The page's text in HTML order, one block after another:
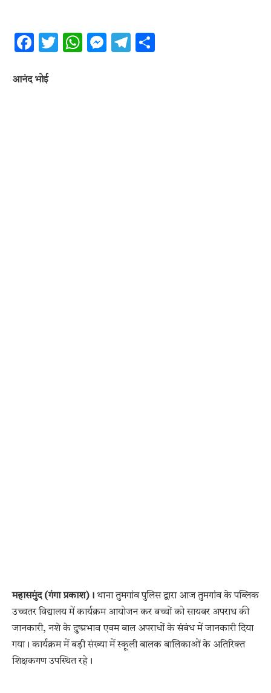
Facebook
Twitter
WhatsApp
Messenger
Telegram
आनंद भोई
महासमुंद (गंगा प्रकाश)। थाना तुमगांव पुलिस द्वारा आज तुमगांव के पब्लिक
उच्चतर विद्यालय में कार्यक्रम आयोजन कर बच्चों को सायबर अपराध की
जानकारी, नशे के दुष्प्रभाव एवम बाल अपराधों के संबंध में जानकारी दिया
गया। कार्यक्रम में बड़ी संख्या में स्कूली बालक बालिकाओं के अतिरिक्त
शिक्षकगण उपस्थित रहे।